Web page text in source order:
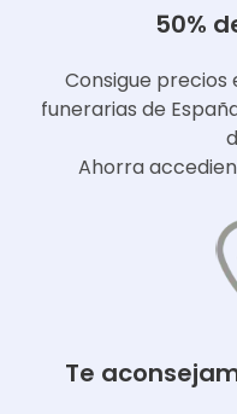
50%
Consigue precios
funerarias de
Ahorra
Te